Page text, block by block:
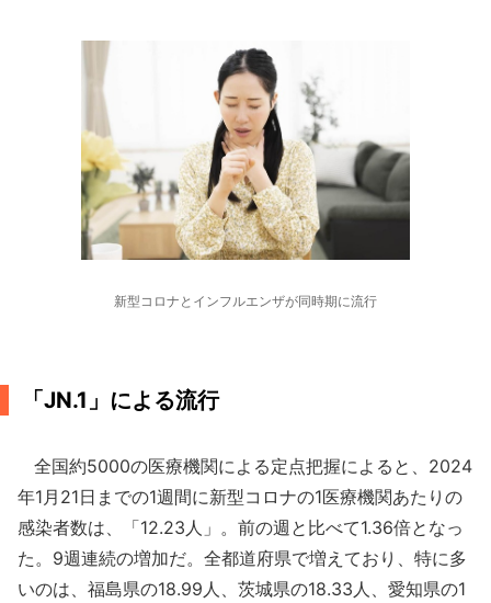
新型コロナとインフルエンザが同時期に流行
「JN.1」による流行
全国約5000の医療機関による定点把握によると、2024
年1月21日までの1週間に新型コロナの1医療機関あたりの
感染者数は、「12.23人」。前の週と比べて1.36倍となっ
た。9週連続の増加だ。全都道府県で増えており、特に多
いのは、福島県の18.99人、茨城県の18.33人、愛知県の1